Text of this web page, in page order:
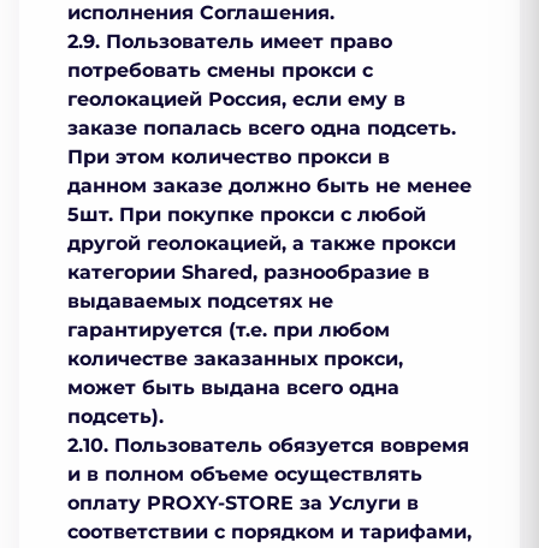
исполнения Соглашения.
2.9. Пользователь имеет право
потребовать смены прокси с
геолокацией Россия, если ему в
заказе попалась всего одна подсеть.
При этом количество прокси в
данном заказе должно быть не менее
5шт. При покупке прокси с любой
другой геолокацией, а также прокси
категории Shared, разнообразие в
выдаваемых подсетях не
гарантируется (т.е. при любом
количестве заказанных прокси,
может быть выдана всего одна
подсеть).
2.10. Пользователь обязуется вовремя
и в полном объеме осуществлять
оплату PROXY-STORE за Услуги в
соответствии с порядком и тарифами,